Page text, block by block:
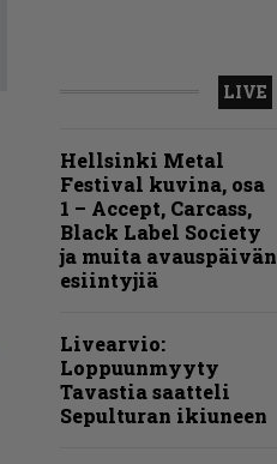
LIVE
Hellsinki Metal
Festival kuvina, osa
1 – Accept, Carcass,
Black Label Society
ja muita avauspäivän
esiintyjiä
Livearvio:
Loppuunmyyty
Tavastia saatteli
Sepulturan ikiuneen